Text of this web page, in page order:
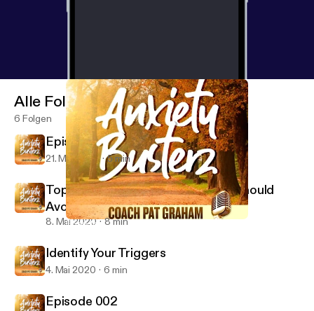
Episode 002
Alle Folgen
6 Folgen
Episode 4 Don't Feed the Monkey
21. Mai 2020 5 min
Top Ten Foods Anxiety Sufferers Should
Avoid
8. Mai 2020 8 min
Identify Your Triggers
4. Mai 2020 6 min
Episode 002